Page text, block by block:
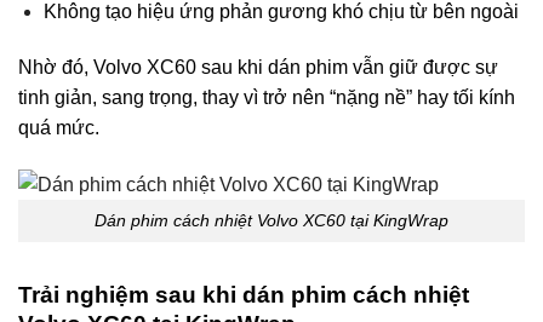
Không tạo hiệu ứng phản gương khó chịu từ bên ngoài
Nhờ đó, Volvo XC60 sau khi dán phim vẫn giữ được sự
tinh giản, sang trọng, thay vì trở nên “nặng nề” hay tối kính
quá mức.
Dán phim cách nhiệt Volvo XC60 tại KingWrap
Trải nghiệm sau khi dán phim cách nhiệt